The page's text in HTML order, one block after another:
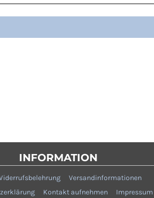
INFORMATION
Versandinformationen
Kontakt aufnehmen Impressum